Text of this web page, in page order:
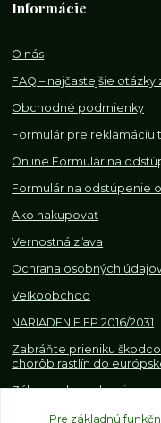
Informácie
O nás
FAQ – najčastejšie otázky
Obchodné podmienky
Formulár pre reklamáciu
Online Formulár na
Formulár na odstúpenie
Ako nakupovať
Vernostná zľava
Ochrana osobných
Veľkoobchod
NARIADENIE EP 2016/2031
Zabráňte prieniku
chorôb rastlín do
Zákazy, obmedzenia a
obchodovaní s rastlinami
Pre základnú